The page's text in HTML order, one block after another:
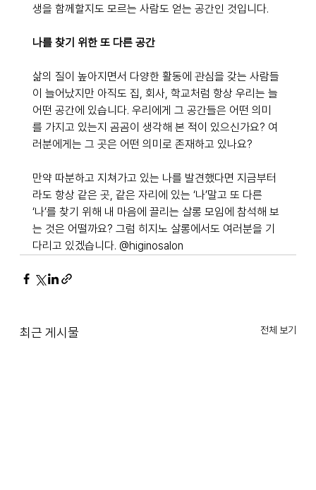
생을 함께할지도 모르는 사람도 얻는 공간인 것입니다.
나를 찾기 위한 또 다른 공간
삶의 질이 높아지면서 다양한 활동에 관심을 갖는 사람들
이 늘어났지만 아직도 집, 회사, 학교처럼 항상 우리는 늘
어떤 공간에 있습니다. 우리에게 그 공간들은 어떤 의미
를 가지고 있는지 곰곰이 생각해 본 적이 있으신가요? 여
러분에게는 그 곳은 어떤 의미로 존재하고 있나요?
만약 따분하고 지쳐가고 있는 나를 발견했다면 지금부터
라도 항상 같은 곳, 같은 자리에 있는 ‘나’말고 또 다른
‘나’를 찾기 위해 내 마음에 끌리는 살롱 모임에 참석해 보
는 것은 어떨까요? 그럼 히지노 살롱에서도 여러분을 기
다리고 있겠습니다. @higinosalon
최근 게시물 전체 보기